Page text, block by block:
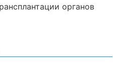
органов